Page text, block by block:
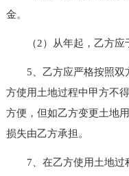
金。
（2）从年起，乙方应于
5、乙方应严格按照双
方使用土地过程中甲方不
方便，但如乙方变更土地
损失由乙方承担。
7、在乙方使用土地过